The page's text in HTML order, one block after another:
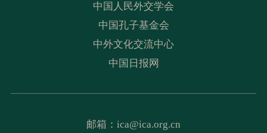
中国人民外交学会
中国孔子基金会
中外文化交流中心
中国日报网
邮箱： ica@ica.org.cn